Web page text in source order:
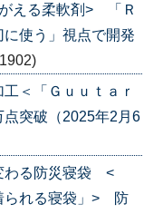
える柔軟剤> 「Ｒ
使う」視点で開発
＜「Ｇｕｕｔａｒ
点突破（2025年2月6
わる防災寝袋 <
られる寝袋」> 防